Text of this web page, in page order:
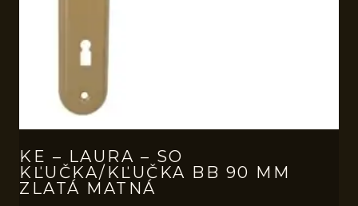
KE – LAURA – SO
KĽUČKA/KĽUČKA BB 90 MM
ZLATÁ MATNÁ